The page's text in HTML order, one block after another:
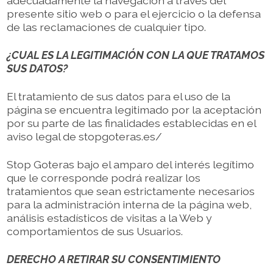
presente sitio web o para el ejercicio o la defensa
de las reclamaciones de cualquier tipo.
¿CUAL ES LA LEGITIMACIÓN CON LA QUE TRATAMOS
SUS DATOS?
El tratamiento de sus datos para el uso de la
página se encuentra legitimado por la aceptación
por su parte de las finalidades establecidas en el
aviso legal de stopgoteras.es/
Stop Goteras bajo el amparo del interés legítimo
que le corresponde podrá realizar los
tratamientos que sean estrictamente necesarios
para la administración interna de la página web,
análisis estadísticos de visitas a la Web y
comportamientos de sus Usuarios.
DERECHO A RETIRAR SU CONSENTIMIENTO